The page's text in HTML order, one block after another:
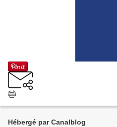
Hébergé par Canalblog